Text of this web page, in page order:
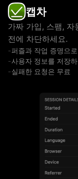
캡차
가짜 가입, 스팸, 자
전에 차단하세요.
퍼즐과 작업 증명으
사용자 정보를 저장
실패한 요청은 무료